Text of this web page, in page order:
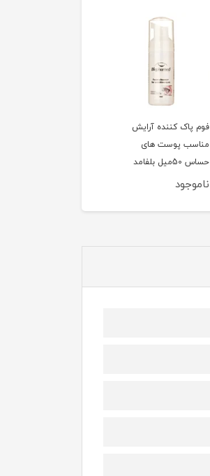
فوم پاک کننده آرایش
مناسب پوست های
حساس 50میل بلفامد
ناموجود